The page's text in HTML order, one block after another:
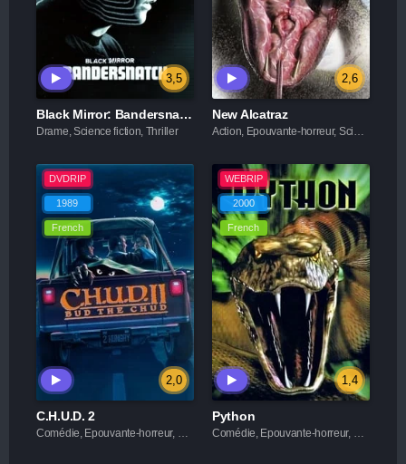
3,5
Black Mirror: Bandersnatch
Drame, Science fiction, Thriller
2,6
New Alcatraz
Action, Epouvante-horreur, Science fiction, Thriller
DVDRIP
1989
French
2,0
C.H.U.D. 2
Comédie, Epouvante-horreur, Science fiction
WEBRIP
2000
French
1,4
Python
Comédie, Epouvante-horreur, Science fiction